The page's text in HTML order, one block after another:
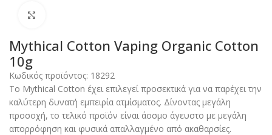
Mythical Cotton Vaping Organic Cotton
10g
Κωδικός προϊόντος: 18292
Το Mythical Cotton έχει επιλεγεί προσεκτικά για να παρέχει την
καλύτερη δυνατή εμπειρία ατμίσματος. Δίνοντας μεγάλη
προσοχή, το τελικό προϊόν είναι άοσμο άγευστο με μεγάλη
απορρόφηση και φυσικά απαλλαγμένο από ακαθαρσίες.